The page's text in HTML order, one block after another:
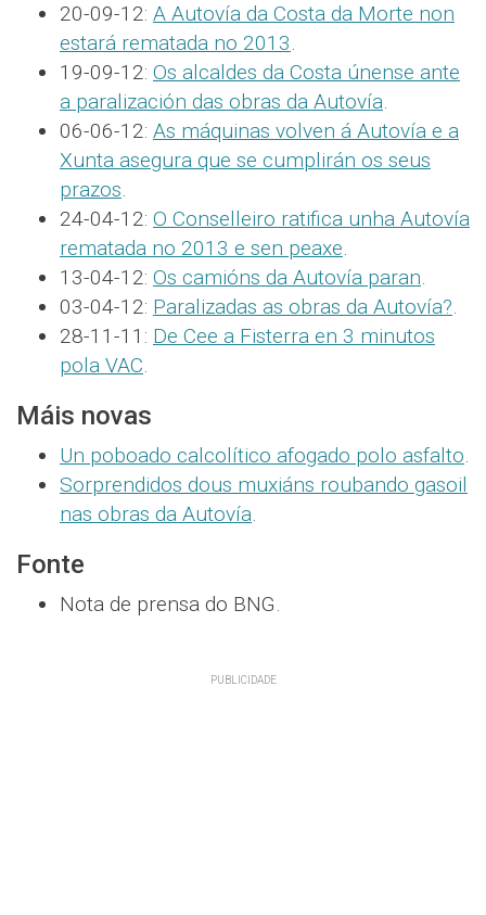
20-09-12: A Autovía da Costa da Morte non
estará rematada no 2013.
19-09-12: Os alcaldes da Costa únense ante
a paralización das obras da Autovía.
06-06-12: As máquinas volven á Autovía e a
Xunta asegura que se cumplirán os seus
prazos.
24-04-12: O Conselleiro ratifica unha Autovía
rematada no 2013 e sen peaxe.
13-04-12: Os camións da Autovía paran.
03-04-12: Paralizadas as obras da Autovía?.
28-11-11: De Cee a Fisterra en 3 minutos
pola VAC.
Máis novas
Un poboado calcolítico afogado polo asfalto.
Sorprendidos dous muxiáns roubando gasoil
nas obras da Autovía.
Fonte
Nota de prensa do BNG.